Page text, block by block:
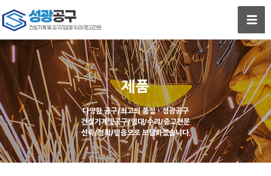
제품
다양한 공구/최고의 품질 - 성광공구
건설기계및공구/임대/수리/중고전문
신속/정확/믿음으로 보답하겠습니다.